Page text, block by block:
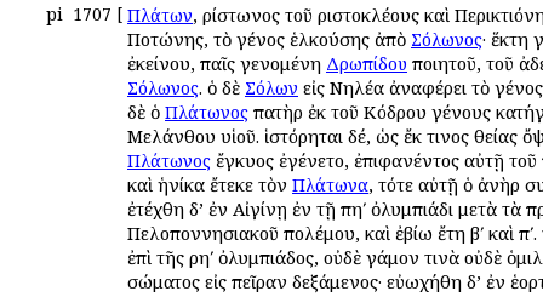
pi 1707 [ Πλάτων, Ἀρίστωνος τοῦ Ἀριστοκλέους καὶ
Ποτώνης, τὸ γένος ἑλκούσης ἀπὸ Σόλωνος· ἕκτη
ἐκείνου, παῖς γενομένη Δρωπίδου ποιητοῦ, τοῦ
Σόλωνος. ὁ δὲ Σόλων εἰς Νηλέα ἀναφέρει τὸ
δὲ ὁ Πλάτωνος πατὴρ ἐκ τοῦ Κόδρου γένους
Μελάνθου υἱοῦ. ἱστόρηται δέ, ὡς ἔκ τινος θείας
Πλάτωνος ἔγκυος ἐγένετο, ἐπιφανέντος αὐτῇ τοῦ
καὶ ἡνίκα ἔτεκε τὸν Πλάτωνα, τότε αὐτῇ ὁ ἀνὴρ
ἐτέχθη δ’ ἐν Αἰγίνῃ ἐν τῇ πηʹ ὀλυμπιάδι μετὰ τὰ
Πελοποννησιακοῦ πολέμου, καὶ ἐβίω ἔτη βʹ καὶ πʹ.
ἐπὶ τῆς ρηʹ ὀλυμπιάδος, οὐδὲ γάμον τινὰ οὐδὲ
σώματος εἰς πεῖραν δεξάμενος· εὐωχήθη δ’ ἐν